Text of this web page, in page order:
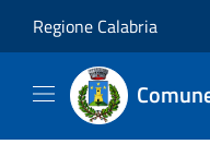
Regione Calabria